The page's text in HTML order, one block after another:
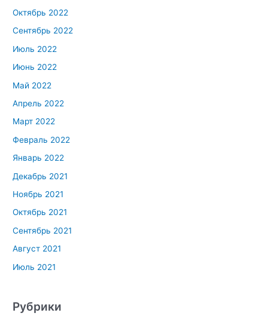
Октябрь 2022
Сентябрь 2022
Июль 2022
Июнь 2022
Май 2022
Апрель 2022
Март 2022
Февраль 2022
Январь 2022
Декабрь 2021
Ноябрь 2021
Октябрь 2021
Сентябрь 2021
Август 2021
Июль 2021
Рубрики